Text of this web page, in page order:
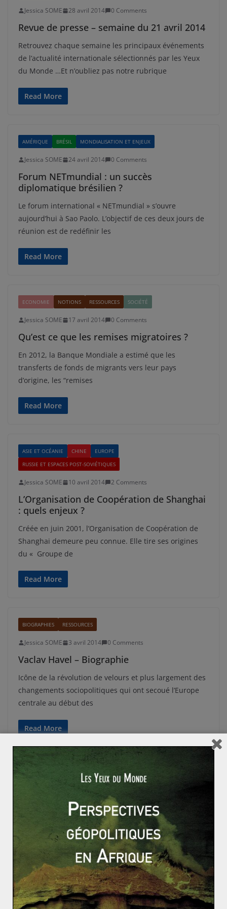
Jessica SOME 28 avril 2014 0 Comments
Revue de presse – semaine du 21 avril 2014
Retrouvez chaque semaine les principaux événements
de l’actualité internationale sélectionnés par les Yeux
du Monde …Et n’oubliez pas notre rubrique
Read More
AMÉRIQUE BRÉSIL MONDIALISATION ET ENJEUX
Jessica SOME 24 avril 2014 0 Comments
Forum NETmundial : un succès
diplomatique brésilien ?
Le forum international « NETmundial » s’ouvre
aujourd’hui à Sao Paolo. L’objectif de ces deux jours de
réunion est de redéfinir les
Read More
ECONOMIE NOTIONS RESSOURCES SOCIÉTÉ
Jessica SOME 17 avril 2014 0 Comments
Qu’est ce que les remises migratoires ?
En 2012, la Banque Mondiale a estimé que les
transferts de fonds de migrants vers leur pays
d’origine, les “remises
Read More
ASIE ET OCÉANIE CHINE
EUROPE
RUSSIE ET ESPACES POST-SOVIÉTIQUES
Jessica SOME 10 avril 2014 2 Comments
L’Organisation de Coopération de Shanghai
: quels enjeux ?
Créée en juin 2001, l’Organisation de Coopération de
Shanghai demeure peu connue. Elle tire ses origines
du « Groupe de
Read More
BIOGRAPHIES RESSOURCES
Jessica SOME 3 avril 2014 0 Comments
Vaclav Havel – Biographie
Icône de la révolution de velours et plus largement des
changements sociopolitiques qui ont secoué l’Europe
centrale au début des
Read More
DOSSIERS RESSOURCES
2 avril 2014 0 Comments
Dossier n°3 – Les BRICS : Qui ? Comment ?
Les BRICS : Qui ? Comment ? Est-ce autre chose qu’un
écran de fumée ? Dossier n°3 – Les Yeux
Read More